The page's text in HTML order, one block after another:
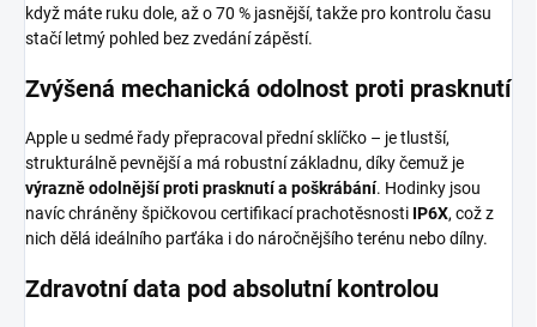
když máte ruku dole, až o 70 % jasnější, takže pro kontrolu času
stačí letmý pohled bez zvedání zápěstí.
Zvýšená mechanická odolnost proti prasknutí
Apple u sedmé řady přepracoval přední sklíčko – je tlustší,
strukturálně pevnější a má robustní základnu, díky čemuž je
výrazně odolnější proti prasknutí a poškrábání. Hodinky jsou
navíc chráněny špičkovou certifikací prachotěsnosti IP6X, což z
nich dělá ideálního parťáka i do náročnějšího terénu nebo dílny.
Zdravotní data pod absolutní kontrolou